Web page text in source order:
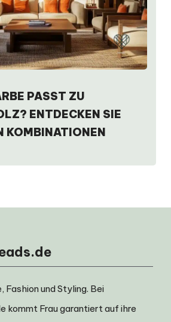
PASST ZU
ENTDECKEN SIE
KOMBINATIONEN
Fashion und Styling. Bei
kommt Frau garantiert auf ihre